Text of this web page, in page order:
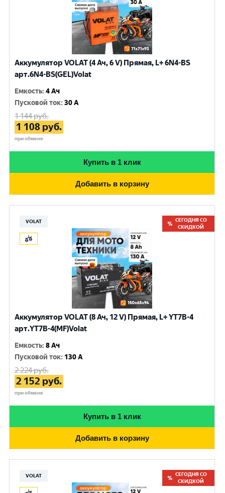
Аккумулятор VOLAT (4 Ач, 6 V) Прямая, L+ 6N4-BS
арт.6N4-BS(GEL)Volat
Емкость:4 Ач
Пусковой ток:30 A
1 144руб.
1 108 руб.
при обмене
Купить в 1 клик
Добавить в корзину
VOLAT
СЕГОДНЯ СО
СКИДКОЙ
Аккумулятор VOLAT (8 Ач, 12 V) Прямая, L+ YT7B-4
арт.YT7B-4(MF)Volat
Емкость:8 Ач
Пусковой ток: 130 A
2 224руб.
2 152 руб.
при обмене
Купить в 1 клик
Добавить в корзину
VOLAT
СЕГОДНЯ СО
СКИДКОЙ